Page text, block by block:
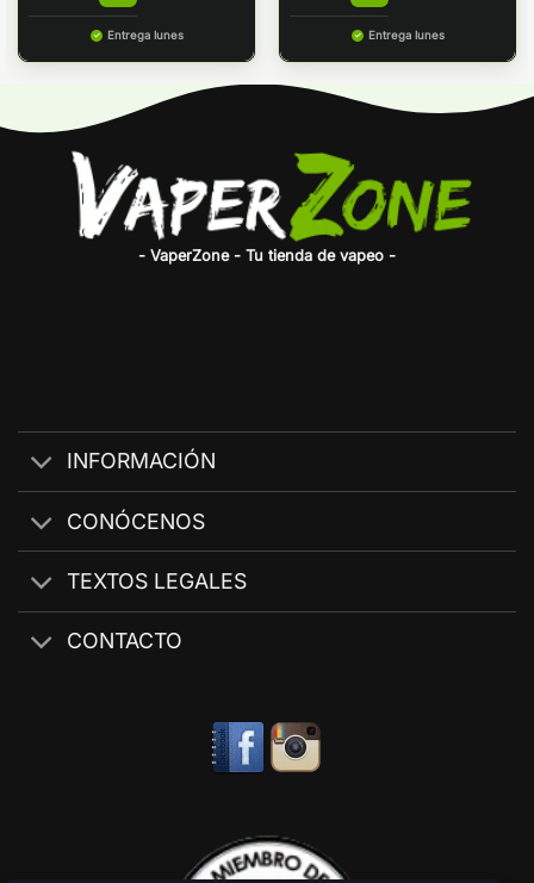
Entrega lunes Entrega lunes
- VaperZone - Tu tienda de vapeo -
INFORMACIÓN
CONÓCENOS
TEXTOS LEGALES
CONTACTO